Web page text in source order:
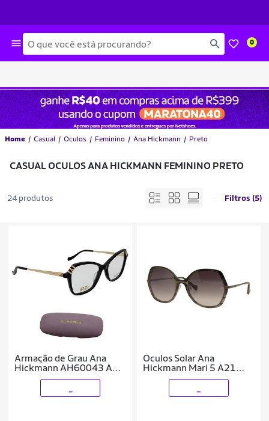
Busca 0
Home Casual Oculos Feminino Ana Hickmann Preto
CASUAL OCULOS ANA HICKMANN FEMININO PRETO
24 produtos Filtros (5)
Armação de Grau Ana
Hickmann AH60043 A01
20 Anos - Tam 54
Óculos Solar Ana
Hickmann Mari 5 A21
Brilho Lente Cinza